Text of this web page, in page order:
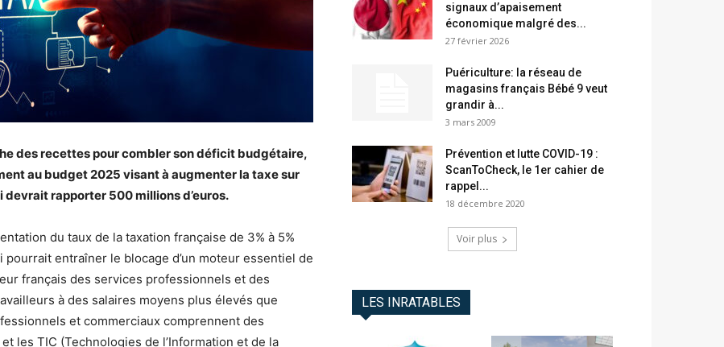
des recettes pour combler son déficit budgétaire,
au budget 2025 visant à augmenter la taxe sur
devrait rapporter 500 millions d’euros.
du taux de la taxation française de 3% à 5%
entraîner le blocage d’un moteur essentiel de
français des services professionnels et des
à des salaires moyens plus élevés que
et commerciaux comprennent des
les TIC (Technologies de l’Information et de la
signaux d’apaisement
économique malgré des...
27 février 2026
Puériculture: la réseau de
magasins français Bébé 9 veut
grandir à...
3 mars 2009
Prévention et lutte COVID-19 :
ScanToCheck, le 1er cahier de
rappel...
18 décembre 2020
Voir plus
LES INRATABLES